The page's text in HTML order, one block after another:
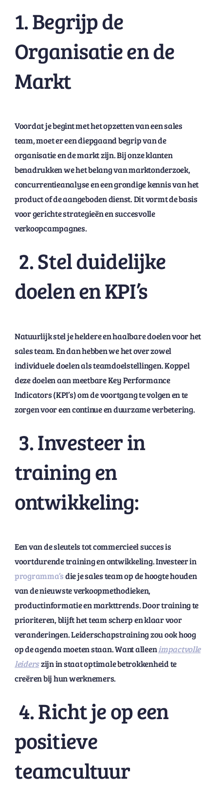
1. Begrijp de
Organisatie en de
Markt
Voordat je begint met het opzetten van een sales
team, moet er een diepgaand begrip van de
organisatie en de markt zijn. Bij onze klanten
benadrukken we het belang van marktonderzoek,
concurrentieanalyse en een grondige kennis van het
product of de aangeboden dienst. Dit vormt de basis
voor gerichte strategieën en succesvolle
verkoopcampagnes.
2. Stel duidelijke
doelen en KPI’s
Natuurlijk stel je heldere en haalbare doelen voor het
sales team. En dan hebben we het over zowel
individuele doelen als teamdoelstellingen. Koppel
deze doelen aan meetbare Key Performance
Indicators (KPI’s) om de voortgang te volgen en te
zorgen voor een continue en duurzame verbetering.
3. Investeer in
training en
ontwikkeling:
Een van de sleutels tot commercieel succes is
voortdurende training en ontwikkeling. Investeer in
programma’sdie je sales team op de hoogte houden
van de nieuwste verkoopmethodieken,
productinformatie en markttrends. Door training te
prioriteren, blijft het team scherp en klaar voor
veranderingen. Leiderschapstraining zou ook hoog
op de agenda moeten staan. Want alleenimpactvolle
leiderszijn in staat optimale betrokkenheid te
creëren bij hun werknemers.
4. Richt je op een
positieve
teamcultuur